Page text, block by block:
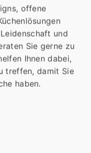
offene
und
Sie gerne zu
Ihnen dabei,
treffen, damit Sie
haben.